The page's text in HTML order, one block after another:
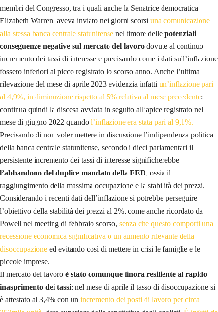
membri del Congresso, tra i quali anche la Senatrice democratica
Elizabeth Warren, aveva inviato nei giorni scorsi una comunicazione
alla stessa banca centrale statunitense nel timore delle potenziali
conseguenze negative sul mercato del lavoro dovute al continuo
incremento dei tassi di interesse e precisando come i dati sull’inflazione
fossero inferiori al picco registrato lo scorso anno. Anche l’ultima
rilevazione del mese di aprile 2023 evidenzia infatti un’inflazione pari
al 4,9%, in diminuzione rispetto al 5% relativa al mese precedente:
continua quindi la discesa avviata in seguito all’apice registrato nel
mese di giugno 2022 quando l’inflazione era stata pari al 9,1%.
Precisando di non voler mettere in discussione l’indipendenza politica
della banca centrale statunitense, secondo i dieci parlamentari il
persistente incremento dei tassi di interesse significherebbe
l’abbandono del duplice mandato della FED, ossia il
raggiungimento della massima occupazione e la stabilità dei prezzi.
Considerando i recenti dati dell’inflazione si potrebbe perseguire
l’obiettivo della stabilità dei prezzi al 2%, come anche ricordato da
Powell nel meeting di febbraio scorso, senza che questo comporti una
recessione economica significativa o un aumento rilevante della
disoccupazione ed evitando così di mettere in crisi le famiglie e le
piccole imprese.
Il mercato del lavoro è stato comunque finora resiliente al rapido
inasprimento dei tassi: nel mese di aprile il tasso di disoccupazione si
è attestato al 3,4% con un incremento dei posti di lavoro per circa